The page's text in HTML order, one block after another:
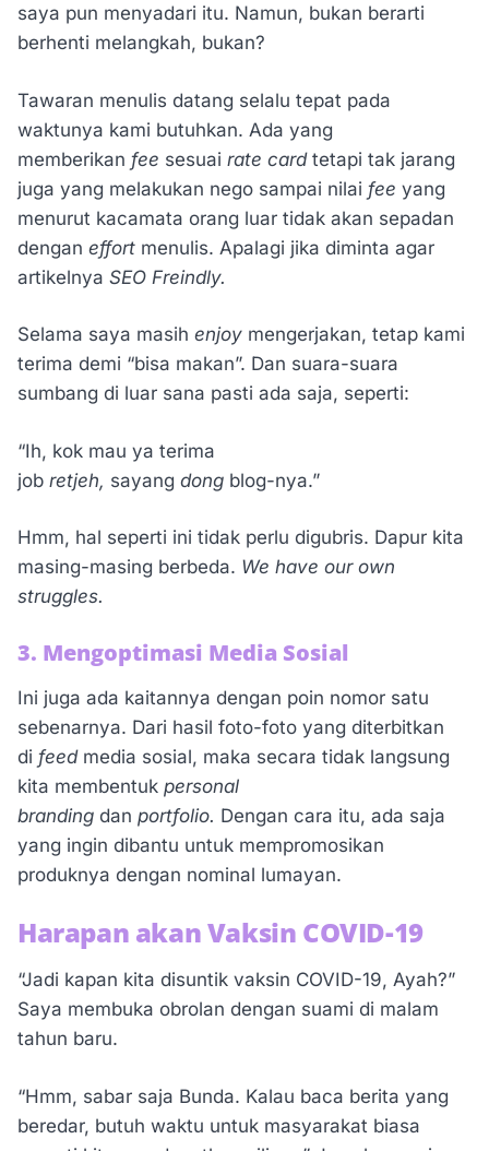
saya pun menyadari itu. Namun, bukan berarti
berhenti melangkah, bukan?
Tawaran menulis datang selalu tepat pada
waktunya kami butuhkan. Ada yang
memberikan fee sesuai rate card tetapi tak jarang
juga yang melakukan nego sampai nilai fee yang
menurut kacamata orang luar tidak akan sepadan
dengan effort menulis. Apalagi jika diminta agar
artikelnya SEO Freindly.
Selama saya masih enjoy mengerjakan, tetap kami
terima demi “bisa makan”. Dan suara-suara
sumbang di luar sana pasti ada saja, seperti:
“Ih, kok mau ya terima
job retjeh, sayang dong blog-nya.”
Hmm, hal seperti ini tidak perlu digubris. Dapur kita
masing-masing berbeda. We have our own
struggles.
3. Mengoptimasi Media Sosial
Ini juga ada kaitannya dengan poin nomor satu
sebenarnya. Dari hasil foto-foto yang diterbitkan
di feed media sosial, maka secara tidak langsung
kita membentuk personal
branding dan portfolio. Dengan cara itu, ada saja
yang ingin dibantu untuk mempromosikan
produknya dengan nominal lumayan.
Harapan akan Vaksin COVID-19
“Jadi kapan kita disuntik vaksin COVID-19, Ayah?”
Saya membuka obrolan dengan suami di malam
tahun baru.
“Hmm, sabar saja Bunda. Kalau baca berita yang
beredar, butuh waktu untuk masyarakat biasa